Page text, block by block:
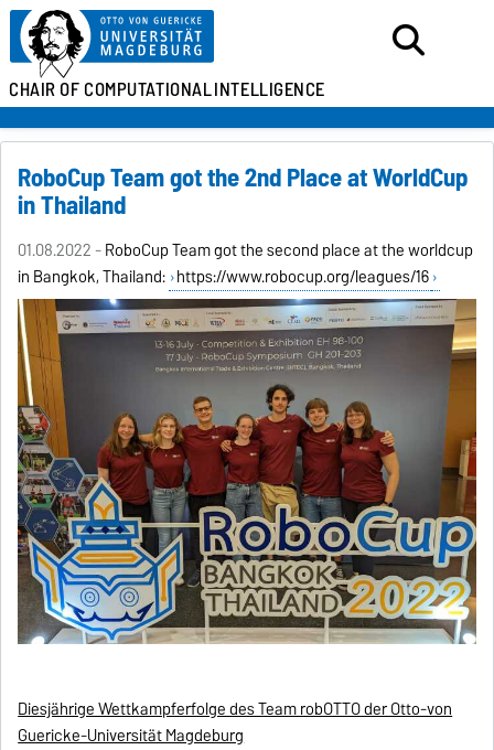
CHAIR OFCOMPUTATIONALINTELLIGENCE
RoboCup Team got the 2nd Place at WorldCup
in Thailand
01.08.2022 -RoboCup Team got the second place at the worldcup
in Bangkok, Thailand: https://www.robocup.org/leagues/16
Diesjährige Wettkampferfolge des Team robOTTO der Otto-von
Guericke-Universität Magdeburg